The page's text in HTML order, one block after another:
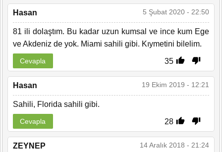
Hasan 5 Şubat 2020 - 22:50
81 ili dolaştım. Bu kadar uzun kumsal ve ince kum Ege
ve Akdeniz de yok. Miami sahili gibi. Kıymetini bilelim.
35
Cevapla
Hasan 19 Ekim 2019 - 12:21
Sahili, Florida sahili gibi.
28
Cevapla
ZEYNEP 14 Aralık 2018 - 21:24